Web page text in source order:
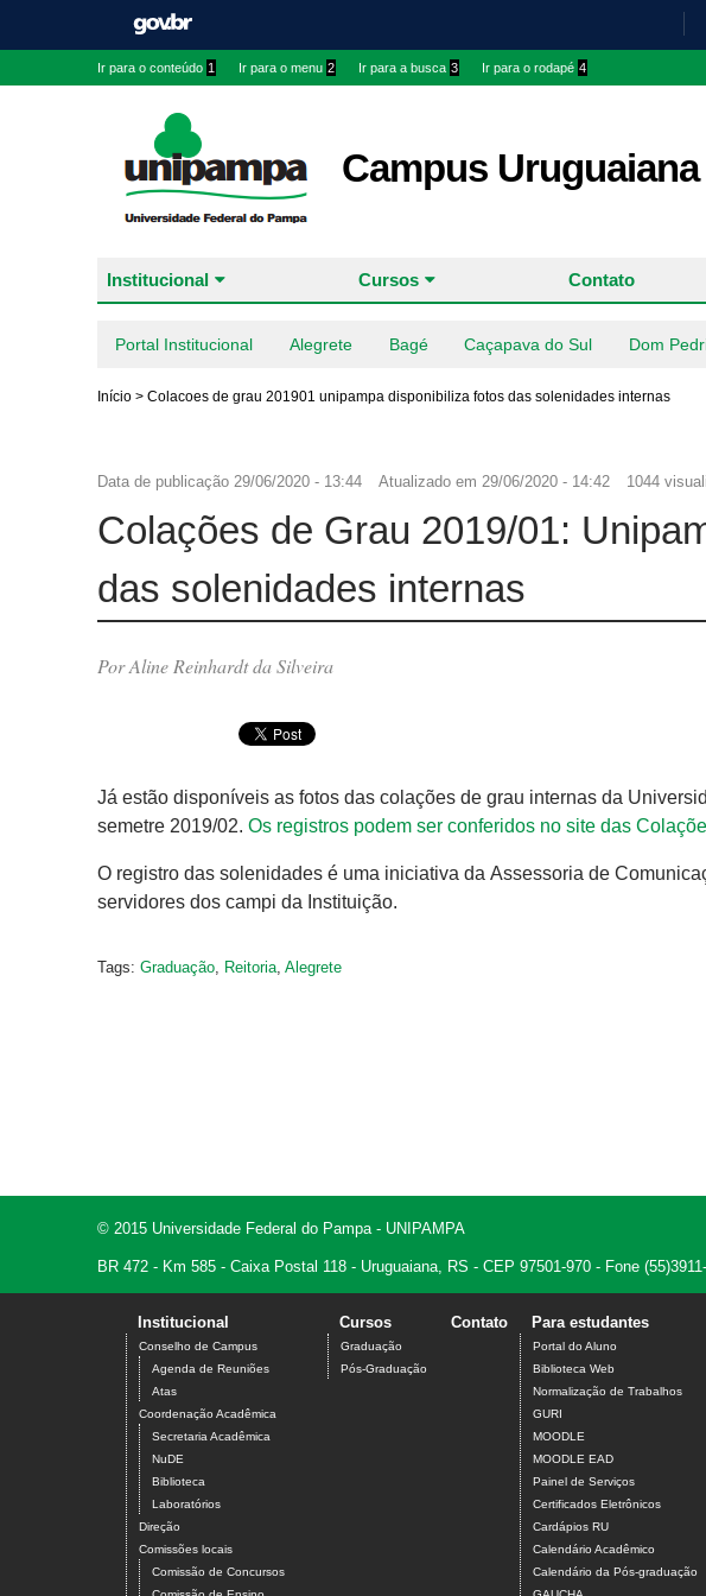
Ir para o conteúdo 1 Ir para o menu 2 Ir para a busca 3 Ir para o rodapé 4
Campus Uruguaiana
Institucional Cursos Contato
Portal Institucional Alegrete Bagé Caçapava do Sul Dom
Início > Colacoes de grau 201901 unipampa disponibiliza fotos das solenidades internas
Data de publicação 29/06/2020 - 13:44 Atualizado em 29/06/2020 - 14:42 1044
Colações de Grau 2019/01:
das solenidades internas
Por Aline Reinhardt da Silveira
Já estão disponíveis as fotos das colações de grau internas da
semetre 2019/02. Os registros podem ser conferidos no site das
O registro das solenidades é uma iniciativa da Assessoria de
servidores dos campi da Instituição.
Tags: Graduação Reitoria Alegrete
© 2015 Universidade Federal do Pampa - UNIPAMPA
BR 472 - Km 585 - Caixa Postal 118 - Uruguaiana, RS - CEP 97501-970 - Fone
Institucional
Conselho de Campus
Agenda de Reuniões
Atas
Coordenação Acadêmica
Secretaria Acadêmica
NuDE
Biblioteca
Laboratórios
Direção
Comissões locais
Comissão de Concursos
Cursos
Graduação
Pós-Graduação
Contato Para estudantes
Portal do Aluno
Biblioteca Web
Normalização de Trabalhos
GURI
MOODLE
MOODLE EAD
Painel de Serviços
Certificados Eletrônicos
Cardápios RU
Calendário Acadêmico
Calendário da Pós-graduação